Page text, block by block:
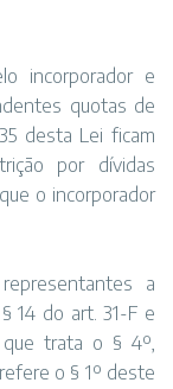
incorporador e
quotas de
desta Lei ficam
por dívidas
o incorporador
a
14 do art. 31-F e
trata o § 4º,
o § 1º deste